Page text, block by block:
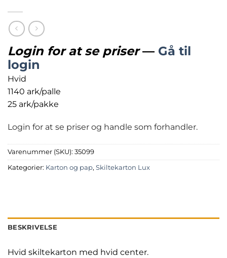
Login for at se priser— Gå til
login
Hvid
1140 ark/palle
25 ark/pakke
Login for at se priser og handle som forhandler.
Varenummer (SKU): 35099
Kategorier: Karton og pap, Skiltekarton Lux
BESKRIVELSE
Hvid skiltekarton med hvid center.